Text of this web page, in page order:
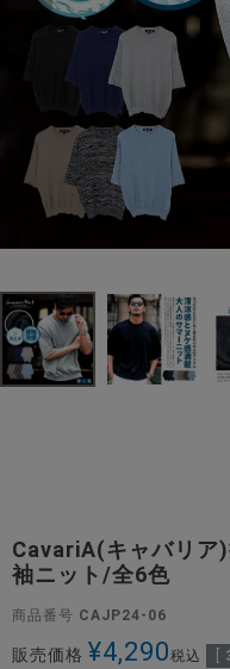
CavariA(キャバリア
袖ニット/全6色
商品番号 CAJP24-06
販売価格 ¥4,290税込